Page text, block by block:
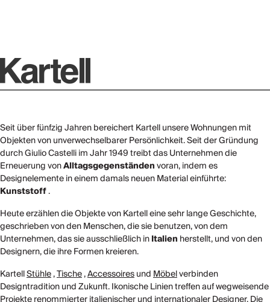
Seit über fünfzig Jahren bereichert Kartell unsere Wohnungen mit
Objekten von unverwechselbarer Persönlichkeit. Seit der Gründung
durch Giulio Castelli im Jahr 1949 treibt das Unternehmen die
Erneuerung vonAlltagsgegenständenvoran, indem es
Designelemente in einem damals neuen Material einführte:
Kunststoff.
Heute erzählen die Objekte von Kartell eine sehr lange Geschichte,
geschrieben von den Menschen, die sie benutzen, von dem
Unternehmen, das sie ausschließlich inItalien herstellt, und von den
Designern, die ihre Formen kreieren.
KartellStühle,Tische,AccessoiresundMöbelverbinden
Designtradition und Zukunft. Ikonische Linien treffen auf wegweisende